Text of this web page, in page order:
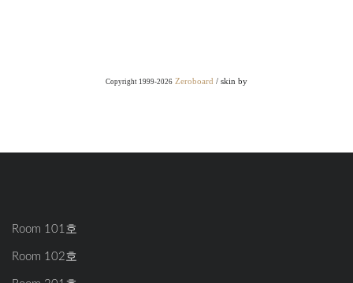
Copyright 1999-2026 Zeroboard / skin by
Room 101호
Room 102호